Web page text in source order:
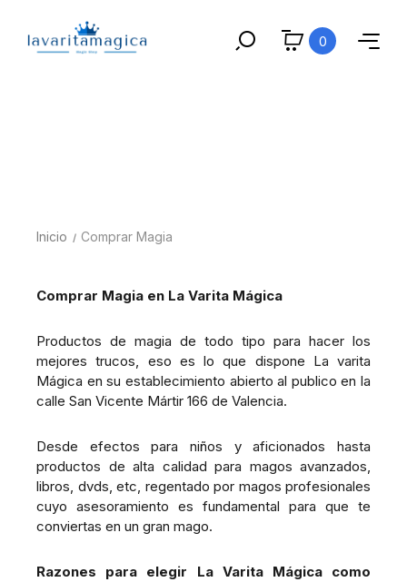
0
Inicio Comprar Magia
Comprar Magia en La Varita Mágica
Productos de magia de todo tipo para hacer los
mejores trucos, eso es lo que dispone La varita
Mágica en su establecimiento abierto al publico en la
calle San Vicente Mártir 166 de Valencia.
Desde efectos para niños y aficionados hasta
productos de alta calidad para magos avanzados,
libros, dvds, etc, regentado por magos profesionales
cuyo asesoramiento es fundamental para que te
conviertas en un gran mago.
Razones para elegir La Varita Mágica como